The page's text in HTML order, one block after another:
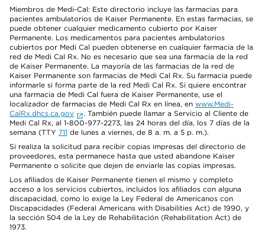
Miembros de Medi-Cal: Este directorio incluye las farmacias para
pacientes ambulatorios de Kaiser Permanente. En estas farmacias, se
puede obtener cualquier medicamento cubierto por Kaiser
Permanente. Los medicamentos para pacientes ambulatorios
cubiertos por Medi Cal pueden obtenerse en cualquier farmacia de la
red de Medi Cal Rx. No es necesario que sea una farmacia de la red
de Kaiser Permanente. La mayoría de las farmacias de la red de
Kaiser Permanente son farmacias de Medi Cal Rx. Su farmacia puede
informarle si forma parte de la red Medi Cal Rx. Si quiere encontrar
una farmacia de Medi Cal fuera de Kaiser Permanente, use el
localizador de farmacias de Medi Cal Rx en línea, en www.Medi-
CalRx.dhcs.ca.gov
. También puede llamar a Servicio al Cliente de
Medi Cal Rx, al 1-800-977-2273, las 24 horas del día, los 7 días de la
semana (TTY 711 de lunes a viernes, de 8 a. m. a 5 p. m.).
Si realiza la solicitud para recibir copias impresas del directorio de
proveedores, esta permanece hasta que usted abandone Kaiser
Permanente o solicite que dejen de enviarle las copias impresas.
Los afiliados de Kaiser Permanente tienen el mismo y completo
acceso a los servicios cubiertos, incluidos los afiliados con alguna
discapacidad, como lo exige la Ley Federal de Americanos con
Discapacidades (Federal Americans with Disabilities Act) de 1990, y
la sección 504 de la Ley de Rehabilitación (Rehabilitation Act) de
1973.